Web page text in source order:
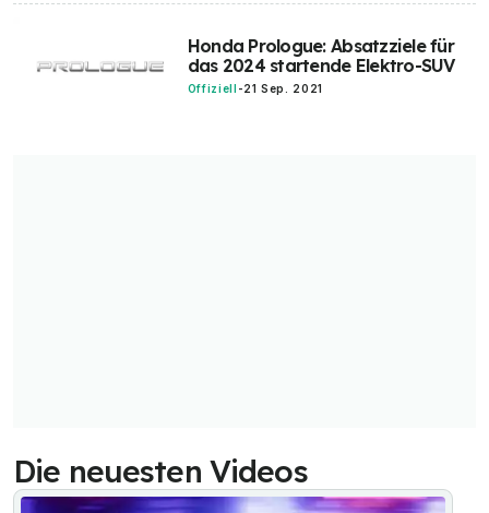
Honda Prologue: Absatzziele für
das 2024 startende Elektro-SUV
Offiziell -21 Sep. 2021
Die neuesten Videos